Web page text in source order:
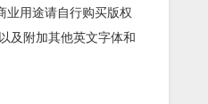
业用途请自行购买版权
及附加其他英文字体和